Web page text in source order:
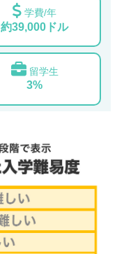
学費/年
約39,000ドル
留学生
3%